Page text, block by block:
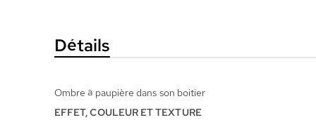
d’imagesDétails
Ombre à paupière dans son boitier
EFFET, COULEUR ET TEXTURE